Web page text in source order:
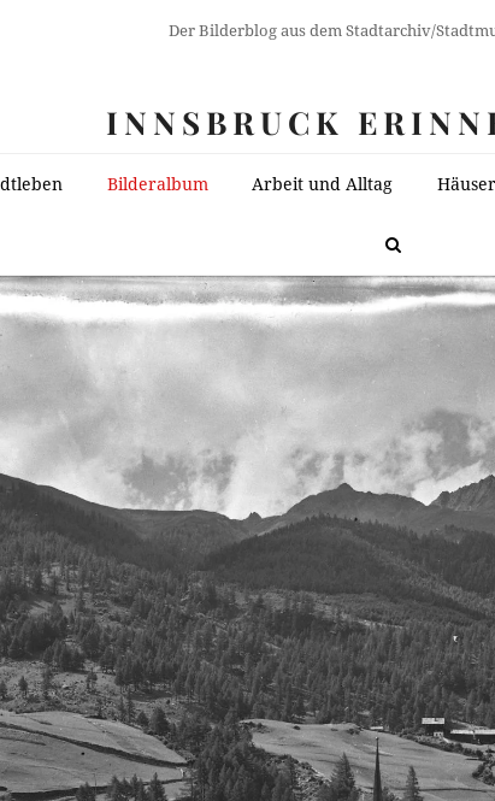
Der Bilderblog aus dem Stadtarchiv/
INNSBRUCK
Bilderalbum Arbeit und Alltag Häuser